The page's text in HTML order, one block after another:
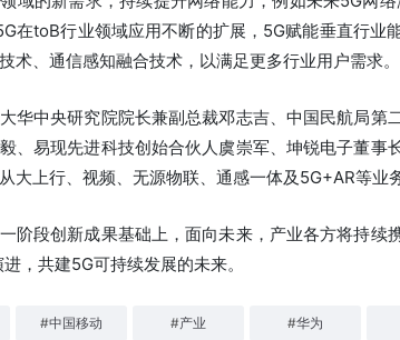
在toB行业领域应用不断的扩展，5G赋能垂直行业
术、通信感知融合技术，以满足更多行业用户需求。
华中央研究院院长兼副总裁邓志吉、中国民航局第
、易现先进科技创始合伙人虞崇军、坤锐电子董事
大上行、视频、无源物联、通感一体及5G+AR等业
阶段创新成果基础上，面向未来，产业各方将持续
，共建5G可持续发展的未来。
#中国移动 #产业 #华为